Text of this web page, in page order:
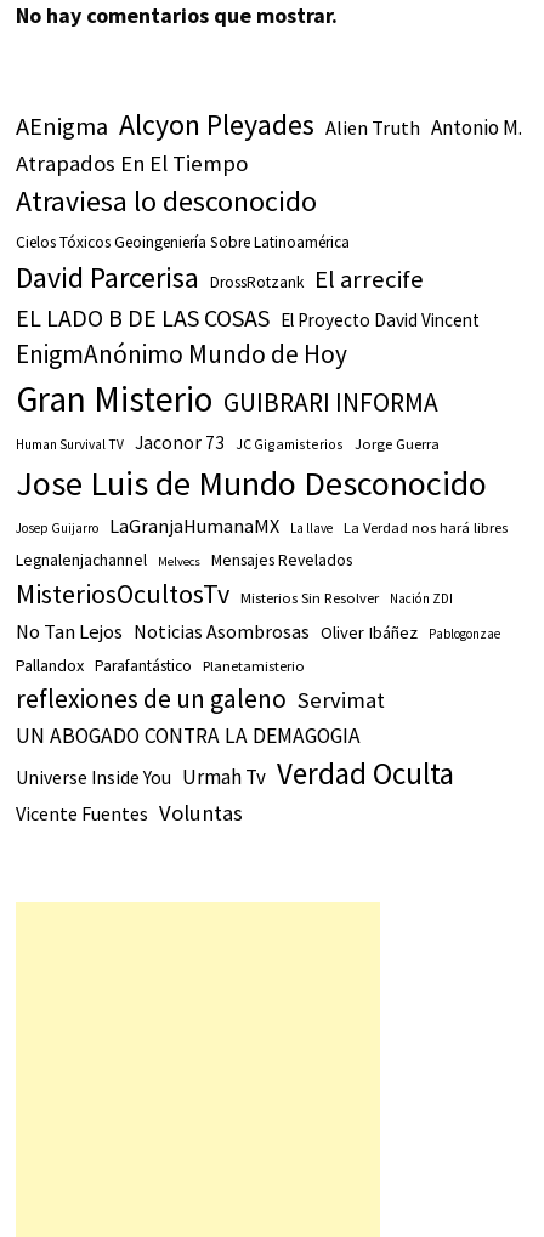
No hay comentarios que mostrar.
AEnigma Alcyon Pleyades Alien Truth Antonio M.
Atrapados En El Tiempo
Atraviesa lo desconocido
Cielos Tóxicos Geoingeniería Sobre Latinoamérica
David Parcerisa DrossRotzank El arrecife
EL LADO B DE LAS COSAS El Proyecto David Vincent
EnigmAnónimo Mundo de Hoy
Gran Misterio GUIBRARI INFORMA
Human Survival TV Jaconor 73 JC Gigamisterios Jorge Guerra
Jose Luis de Mundo Desconocido
Josep Guijarro LaGranjaHumanaMX La llave La Verdad nos hará libres
Legnalenjachannel Melvecs Mensajes Revelados
MisteriosOcultosTv Misterios Sin Resolver Nación ZDI
No Tan Lejos Noticias Asombrosas Oliver Ibáñez Pablogonzae
Pallandox Parafantástico Planetamisterio
reflexiones de un galeno Servimat
UN ABOGADO CONTRA LA DEMAGOGIA
Universe Inside You Urmah Tv Verdad Oculta
Vicente Fuentes Voluntas